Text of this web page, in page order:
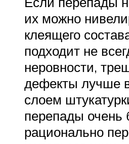
их можно
клеящего
подходит не
неровности,
дефекты лучше
слоем
перепады очень
рационально